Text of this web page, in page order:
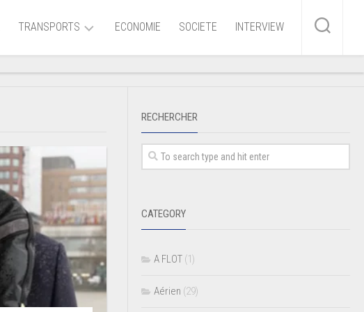
TRANSPORTS
Aérien
Routier
Lagunaire
ECONOMIE SOCIETE INTERVIEW
RECHERCHER
CATEGORY
A FLOT (1)
Aérien (29)